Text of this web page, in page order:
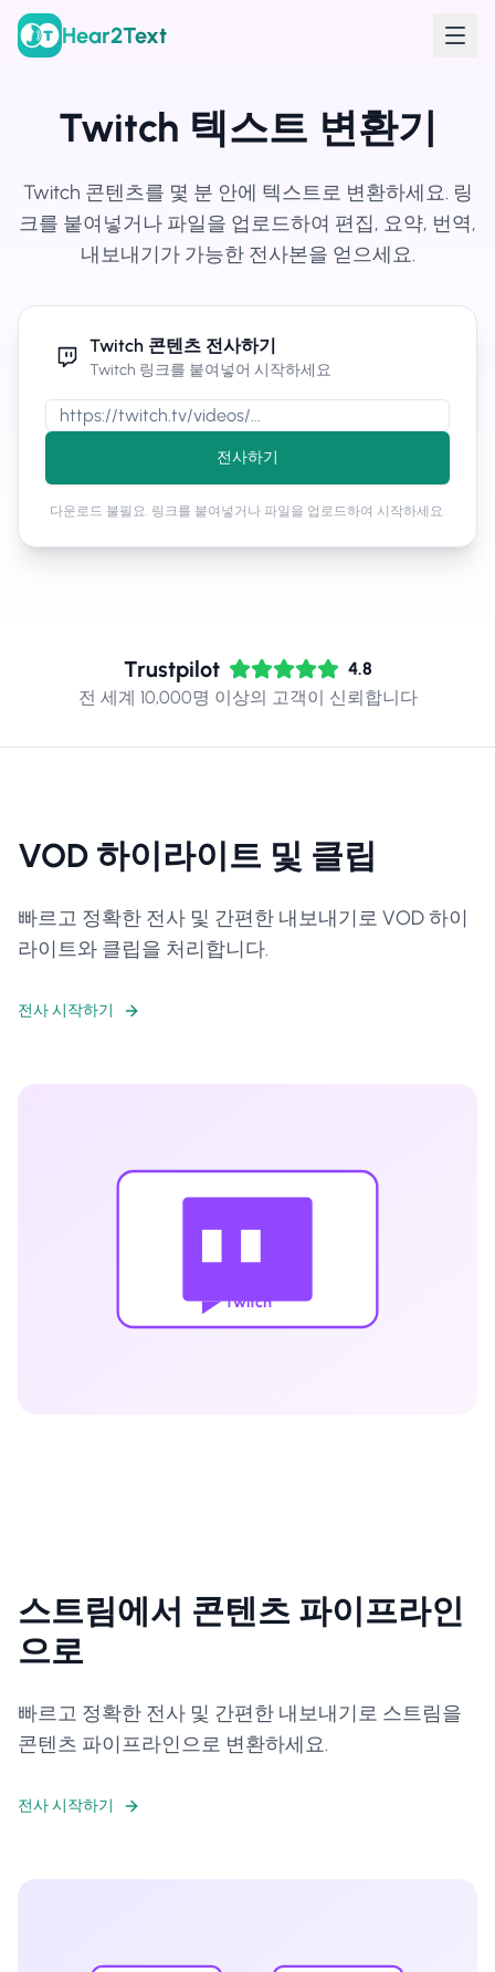
Hear2Text
Twitch 텍스트 변환기
Twitch 콘텐츠를 몇 분 안에 텍스트로 변환하세요. 링
크를 붙여넣거나 파일을 업로드하여 편집, 요약, 번역,
내보내기가 가능한 전사본을 얻으세요.
Twitch 콘텐츠 전사하기
Twitch 링크를 붙여넣어 시작하세요
전사하기
다운로드 불필요. 링크를 붙여넣거나 파일을 업로드하여 시작하세요.
Trustpilot
4.8
전 세계 10,000명 이상의 고객이 신뢰합니다
VOD 하이라이트 및 클립
빠르고 정확한 전사 및 간편한 내보내기로 VOD 하이
라이트와 클립을 처리합니다.
전사 시작하기
Twitch
스트림에서 콘텐츠 파이프라인
으로
빠르고 정확한 전사 및 간편한 내보내기로 스트림을
콘텐츠 파이프라인으로 변환하세요.
전사 시작하기